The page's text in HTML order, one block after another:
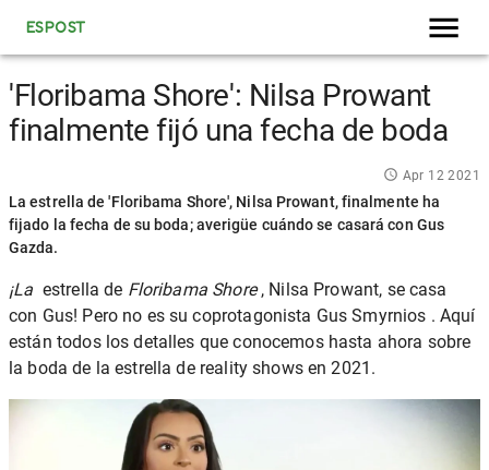
ESPOST
'Floribama Shore': Nilsa Prowant
finalmente fijó una fecha de boda
Apr 12 2021
La estrella de 'Floribama Shore', Nilsa Prowant, finalmente ha
fijado la fecha de su boda; averigüe cuándo se casará con Gus
Gazda.
¡La estrella de Floribama Shore, Nilsa Prowant, se casa
con Gus! Pero no es su coprotagonista Gus Smyrnios . Aquí
están todos los detalles que conocemos hasta ahora sobre
la boda de la estrella de reality showsen 2021.